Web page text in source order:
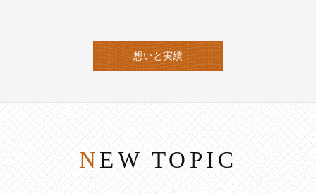
想いと実績
NEW TOPIC